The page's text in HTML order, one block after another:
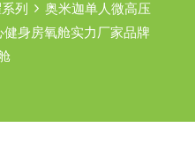
列
奥米迦单人微高压
身房氧舱实力厂家品牌